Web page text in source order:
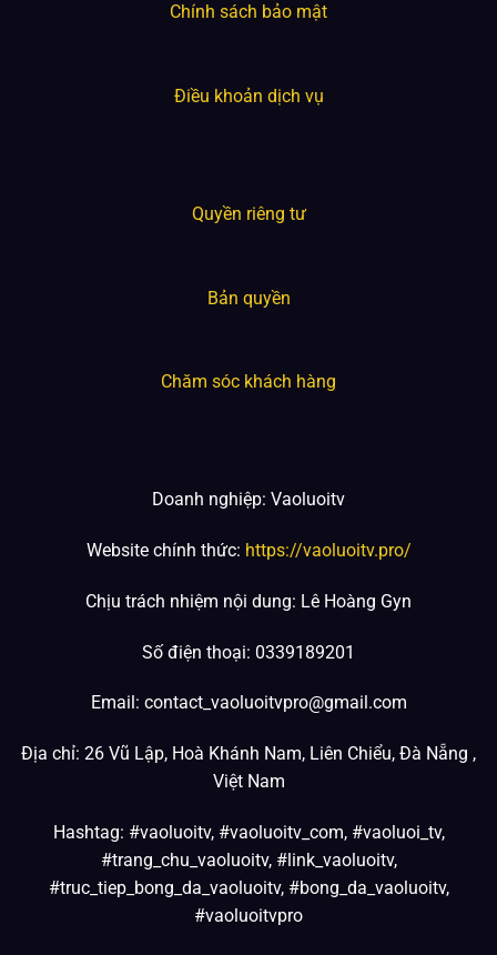
Chính sách bảo mật
Điều khoản dịch vụ
Quyền riêng tư
Bản quyền
Chăm sóc khách hàng
Doanh nghiệp: Vaoluoitv
Website chính thức: https://vaoluoitv.pro/
Chịu trách nhiệm nội dung: Lê Hoàng Gyn
Số điện thoại: 0339189201
Email: contact_vaoluoitvpro@gmail.com
Địa chỉ: 26 Vũ Lập, Hoà Khánh Nam, Liên Chiểu, Đà Nẵng ,
Việt Nam
Hashtag: #vaoluoitv, #vaoluoitv_com, #vaoluoi_tv,
#trang_chu_vaoluoitv, #link_vaoluoitv,
#truc_tiep_bong_da_vaoluoitv, #bong_da_vaoluoitv,
#vaoluoitvpro